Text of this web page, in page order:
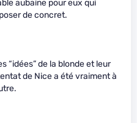
aubaine pour eux qui
de concret.
“idées” de la blonde et leur
de Nice a été vraiment à